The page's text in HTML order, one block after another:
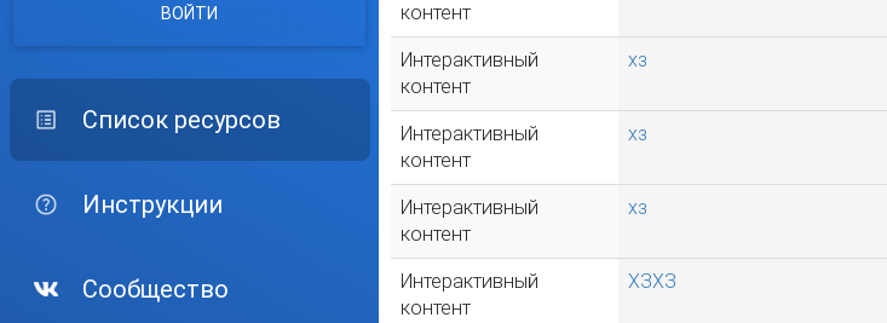
ВОЙТИ
Список ресурсов
Инструкции
Сообщество
контент
Интерактивный
контент
хз
Интерактивный
контент
хз
Интерактивный
контент
хз
Интерактивный
контент
ХЗХЗ